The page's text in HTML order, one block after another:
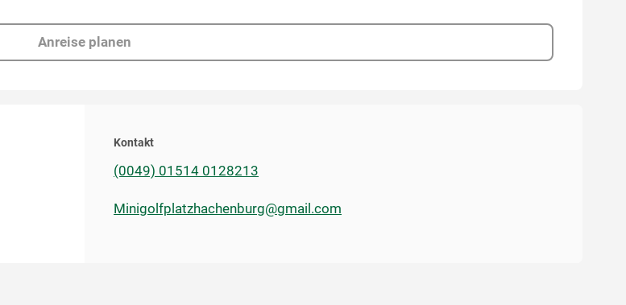
Anreise planen
Kontakt
(0049) 01514 0128213
Minigolfplatzhachenburg@gmail.com